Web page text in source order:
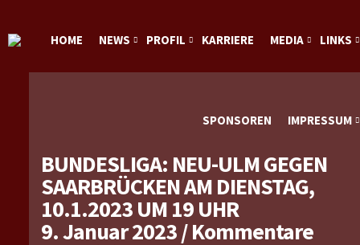
HOME NEWS PROFIL KARRIERE MEDIA LINKS
SPONSOREN IMPRESSUM
BUNDESLIGA: NEU-ULM GEGEN
SAARBRÜCKEN AM DIENSTAG,
10.1.2023 UM 19 UHR
9. Januar 2023/Kommentare